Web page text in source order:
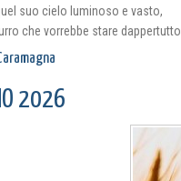
suo cielo luminoso e vasto,
che vorrebbe stare dappertutto
2026